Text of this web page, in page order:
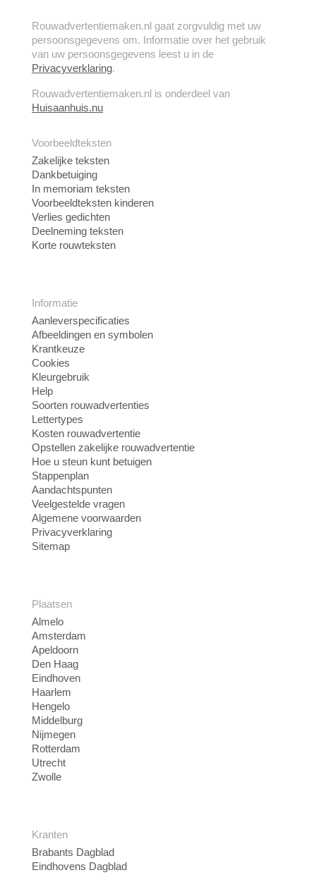
Rouwadvertentiemaken.nl gaat zorgvuldig met uw
persoonsgegevens om. Informatie over het gebruik
van uw persoonsgegevens leest u in de
Privacyverklaring.
Rouwadvertentiemaken.nl is onderdeel van
Huisaanhuis.nu
Voorbeeldteksten
Zakelijke teksten
Dankbetuiging
In memoriam teksten
Voorbeeldteksten kinderen
Verlies gedichten
Deelneming teksten
Korte rouwteksten
Informatie
Aanleverspecificaties
Afbeeldingen en symbolen
Krantkeuze
Cookies
Kleurgebruik
Help
Soorten rouwadvertenties
Lettertypes
Kosten rouwadvertentie
Opstellen zakelijke rouwadvertentie
Hoe u steun kunt betuigen
Stappenplan
Aandachtspunten
Veelgestelde vragen
Algemene voorwaarden
Privacyverklaring
Sitemap
Plaatsen
Almelo
Amsterdam
Apeldoorn
Den Haag
Eindhoven
Haarlem
Hengelo
Middelburg
Nijmegen
Rotterdam
Utrecht
Zwolle
Kranten
Brabants Dagblad
Eindhovens Dagblad